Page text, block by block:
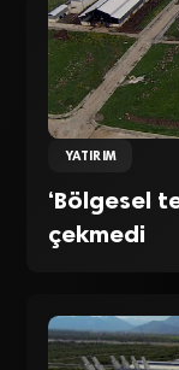
YATIRIM
‘Bölgesel
çekmedi